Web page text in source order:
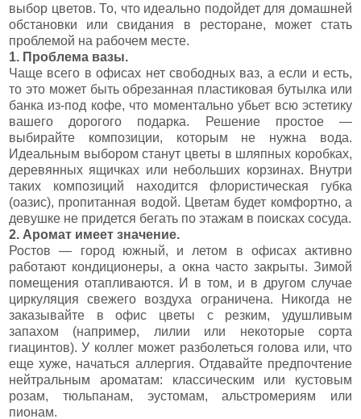
выбор цветов. То, что идеально подойдет для домашней
обстановки или свидания в ресторане, может стать
проблемой на рабочем месте.
1. Проблема вазы.
Чаще всего в офисах нет свободных ваз, а если и есть,
то это может быть обрезанная пластиковая бутылка или
банка из-под кофе, что моментально убьет всю эстетику
вашего дорогого подарка. Решение простое —
выбирайте композиции, которым не нужна вода.
Идеальным выбором станут цветы в шляпных коробках,
деревянных ящичках или небольших корзинах. Внутри
таких композиций находится флористическая губка
(оазис), пропитанная водой. Цветам будет комфортно, а
девушке не придется бегать по этажам в поисках сосуда.
2. Аромат имеет значение.
Ростов — город южный, и летом в офисах активно
работают кондиционеры, а окна часто закрыты. Зимой
помещения отапливаются. И в том, и в другом случае
циркуляция свежего воздуха ограничена. Никогда не
заказывайте в офис цветы с резким, удушливым
запахом (например, лилии или некоторые сорта
гиацинтов). У коллег может разболеться голова или, что
еще хуже, начаться аллергия. Отдавайте предпочтение
нейтральным ароматам: классическим или кустовым
розам, тюльпанам, эустомам, альстромериям или
пионам.